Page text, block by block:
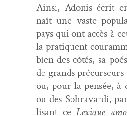
Ain­si, Ado­nis écrit
naît une vaste
pays qui ont accès à
la pra­tiquent
bien des côtés, sa
de grands
ou, pour la pen­sée, à
ou des Sohravar­di,
lisant ceLex­ique